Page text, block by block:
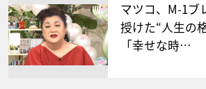
マツコ、M-1ブ
授けた“人生の
「幸せな時…